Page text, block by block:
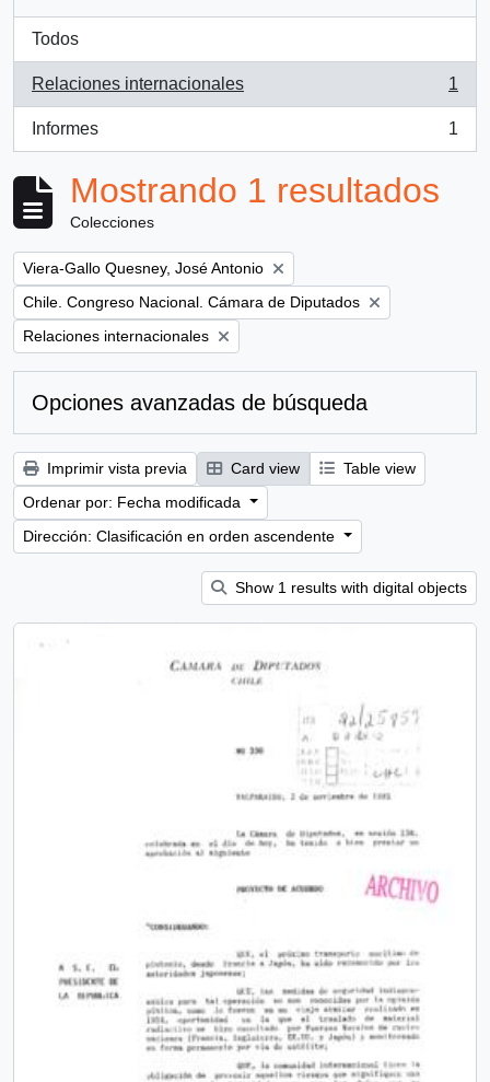
Todos
Relaciones internacionales
, 1 resultados
1
Informes
, 1 resultados
1
Mostrando 1 resultados
Colecciones
Remove filter:
Viera-Gallo Quesney, José Antonio
Remove filter:
Chile. Congreso Nacional. Cámara de Diputados
Remove filter:
Relaciones internacionales
Opciones avanzadas de búsqueda
Imprimir vista previa Card view
Table view
Ordenar por: Fecha modificada
Dirección: Clasificación en orden ascendente
Show 1 results with digital objects